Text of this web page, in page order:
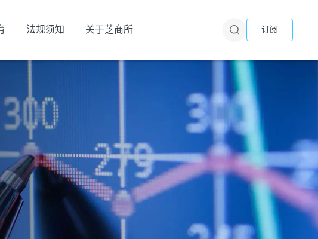
法规须知 关于芝商所 订阅